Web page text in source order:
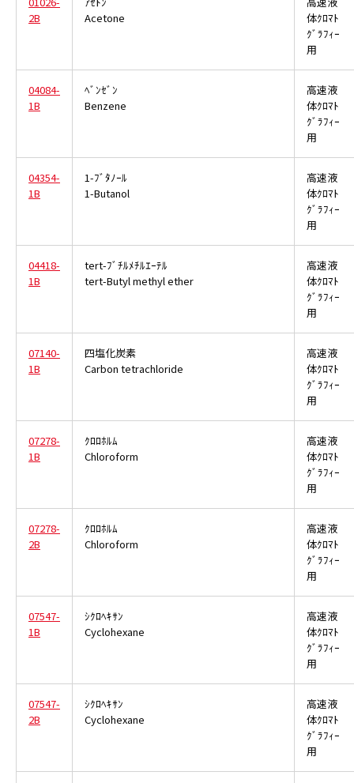
2B
Acetone
体ｸﾛﾏﾄ
ｸﾞﾗﾌｨｰ
用
04084-
1B
ﾍﾞﾝｾﾞﾝ
Benzene
高速液
体ｸﾛﾏﾄ
ｸﾞﾗﾌｨｰ
用
04354-
1B
1-ﾌﾞﾀﾉｰﾙ
1-Butanol
高速液
体ｸﾛﾏﾄ
ｸﾞﾗﾌｨｰ
用
04418-
1B
tert-ﾌﾞﾁﾙﾒﾁﾙｴｰﾃﾙ
tert-Butyl methyl ether
高速液
体ｸﾛﾏﾄ
ｸﾞﾗﾌｨｰ
用
07140-
1B
四塩化炭素
Carbon tetrachloride
高速液
体ｸﾛﾏﾄ
ｸﾞﾗﾌｨｰ
用
07278-
1B
ｸﾛﾛﾎﾙﾑ
Chloroform
高速液
体ｸﾛﾏﾄ
ｸﾞﾗﾌｨｰ
用
07278-
2B
ｸﾛﾛﾎﾙﾑ
Chloroform
高速液
体ｸﾛﾏﾄ
ｸﾞﾗﾌｨｰ
用
07547-
1B
ｼｸﾛﾍｷｻﾝ
Cyclohexane
高速液
体ｸﾛﾏﾄ
ｸﾞﾗﾌｨｰ
用
07547-
2B
ｼｸﾛﾍｷｻﾝ
Cyclohexane
高速液
体ｸﾛﾏﾄ
ｸﾞﾗﾌｨｰ
用